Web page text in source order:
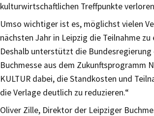
kulturwirtschaftlichen Treffpunkte
Umso wichtiger ist es, möglichst vielen
nächsten Jahr in Leipzig die Teilnahme zu
Deshalb unterstützt die Bundesregierung
Buchmesse aus dem Zukunftsprogramm
KULTUR dabei, die Standkosten und
die Verlage deutlich zu reduzieren.“
Oliver Zille, Direktor der Leipziger